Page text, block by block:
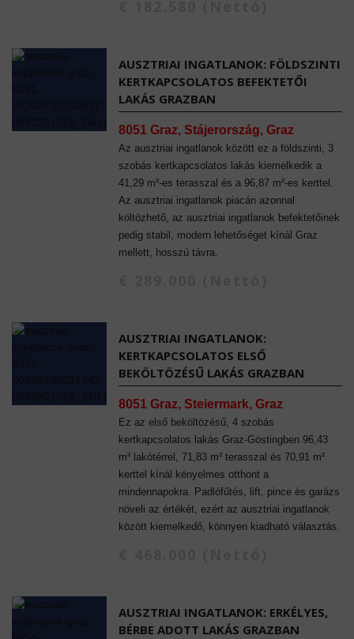
AUSZTRIAI INGATLANOK: FÖLDSZINTI
KERTKAPCSOLATOS BEFEKTETŐI
LAKÁS GRAZBAN
8051 Graz, Stájerország, Graz
Az ausztriai ingatlanok között ez a földszinti, 3
szobás kertkapcsolatos lakás kiemelkedik a
41,29 m²-es terasszal és a 96,87 m²-es kerttel.
Az ausztriai ingatlanok piacán azonnal
költözhető, az ausztriai ingatlanok befektetőinek
pedig stabil, modern lehetőséget kínál Graz
mellett, hosszú távra.
AUSZTRIAI INGATLANOK:
KERTKAPCSOLATOS ELSŐ
BEKÖLTÖZÉSŰ LAKÁS GRAZBAN
8051 Graz, Steiermark, Graz
Ez az első beköltözésű, 4 szobás
kertkapcsolatos lakás Graz-Göstingben 96,43
m² lakótérrel, 71,83 m² terasszal és 70,91 m²
kerttel kínál kényelmes otthont a
mindennapokra. Padlófűtés, lift, pince és garázs
növeli az értékét, ezért az ausztriai ingatlanok
között kiemelkedő, könnyen kiadható választás.
AUSZTRIAI INGATLANOK: ERKÉLYES,
BÉRBE ADOTT LAKÁS GRAZBAN